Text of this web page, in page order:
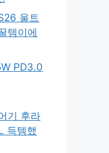
울트
템이에
PD3.0
기 후라
득템했